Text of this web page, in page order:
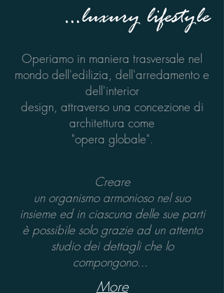
...luxury lifestyle
Operiamo in maniera trasversale nel
mondo dell'edilizia, dell'arredamento e
dell'interior
design, attraverso una concezione di
architettura come
"opera globale".
Creare
un organismo armonioso nel suo
insieme ed in ciascuna delle sue parti
è possibile solo grazie ad un attento
studio dei dettagli che lo
compongono...
More